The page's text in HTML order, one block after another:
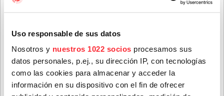
Uso responsable de sus datos
Nosotros y nuestros 1022 socios procesamos sus
datos personales, p.ej., su dirección IP, con tecnologías
como las cookies para almacenar y acceder la
información en su dispositivo con el fin de ofrecer
Mapa del evento
Apellidos